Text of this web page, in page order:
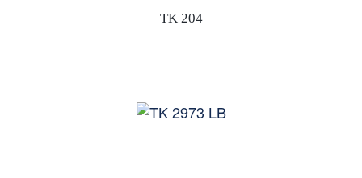
TK 204